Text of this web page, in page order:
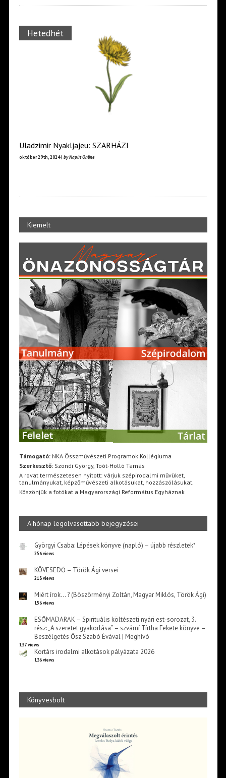
Hetedhét
Uladzimir Nyakljajeu: SZARHÁZI
október 29th, 2024 | by Napút Online
Kiemelt
Támogató:NKA Összművészeti Programok Kollégiuma
Szerkesztő:Szondi György, Toót-Holló Tamás
A rovat természetesen nyitott: várjuk szépirodalmi művüket,
tanulmányukat, képzőművészeti alkotásukat, hozzászólásukat.
Köszönjük a fotókat a Magyarországi Református Egyháznak
A hónap legolvasottabb bejegyzései
Györgyi Csaba: Lépések könyve (napló) – újabb részletek*
256 views
KÖVESEDŐ – Török Ági versei
213 views
Miért írok… ? (Böszörményi Zoltán, Magyar Miklós, Török Ági)
156 views
ESŐMADARAK – Spirituális költészeti nyári est-sorozat, 3.
rész: „A szeretet gyakorlása” – szvámí Tírtha Fekete könyve –
Beszélgetés Ősz Szabó Évával | Meghívó
137 views
Kortárs irodalmi alkotások pályázata 2026
136 views
Könyvesbolt